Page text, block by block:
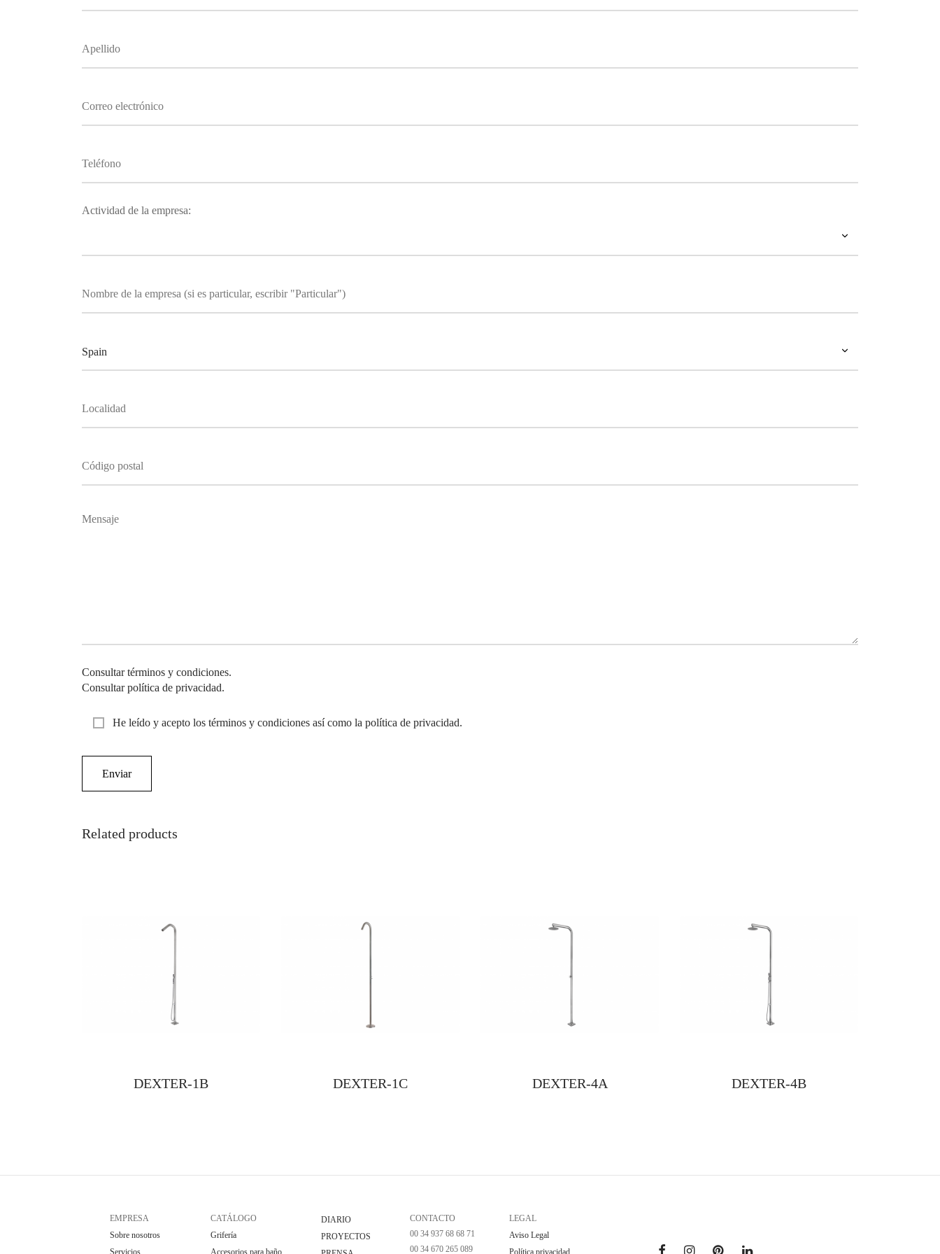
Actividad de la empresa:
Consultar términos y condiciones.
Consultar política de privacidad.
He leído y acepto los términos y condiciones así como la política de privacidad.
Related products
DEXTER-1B DEXTER-1C DEXTER-4A DEXTER-4B
EMPRESA
Sobre nosotros
Servicios
CATÁLOGO
Grifería
Accesorios para baño
DIARIO
PROYECTOS
CONTACTO
00 34 937 68 68 71
00 34 670 265 089
LEGAL
Aviso Legal
Política privacidad